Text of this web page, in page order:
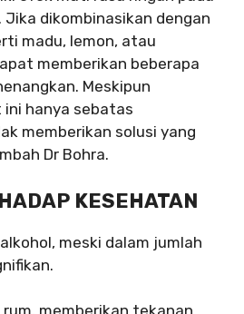
dikombinasikan dengan
madu, lemon, atau
memberikan beberapa
Meskipun
hanya sebatas
memberikan solusi yang
Dr Bohra.
KESEHATAN
meski dalam jumlah
rum, memberikan tekanan